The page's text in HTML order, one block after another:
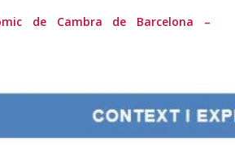
de Cambra de Barcelona –